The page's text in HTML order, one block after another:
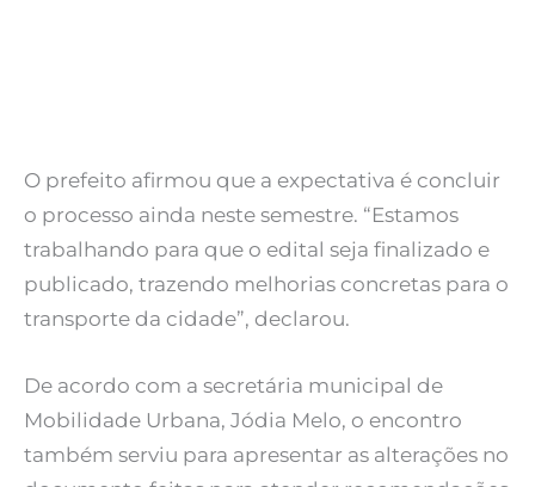
O prefeito afirmou que a expectativa é concluir
o processo ainda neste semestre. “Estamos
trabalhando para que o edital seja finalizado e
publicado, trazendo melhorias concretas para o
transporte da cidade”, declarou.
De acordo com a secretária municipal de
Mobilidade Urbana, Jódia Melo, o encontro
também serviu para apresentar as alterações no